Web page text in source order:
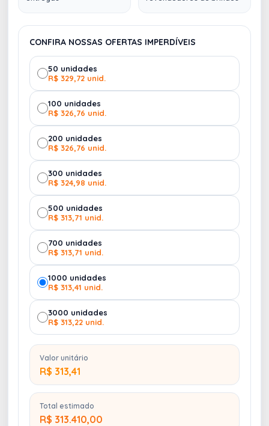
autonomia e tempo de carregamento de 3h.
Fornecidos em caixa presente preta com cabo de
carregamento USB/micro USB. 95 x 155 x 52 mm |
Caixa: 209 x 224 x 52 mm
CONFIRA NOSSAS OFERTAS IMPERDÍVEIS
50 unidades
R$ 329,72 unid.
100 unidades
R$ 326,76 unid.
200 unidades
R$ 326,76 unid.
300 unidades
R$ 324,98 unid.
500 unidades
R$ 313,71 unid.
700 unidades
R$ 313,71 unid.
1000 unidades
R$ 313,41 unid.
3000 unidades
R$ 313,22 unid.
Valor unitário
R$ 313,41
Total estimado
R$ 313.410,00